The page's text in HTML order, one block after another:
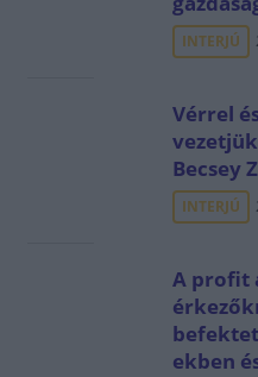
INTERJÚ
Vérrel
Becsey
INTERJÚ
A profit
ekben